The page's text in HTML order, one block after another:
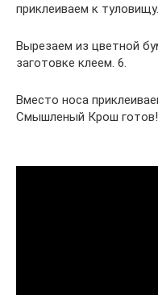
приклеиваем к
Вырезаем из цветной
заготовке клеем. 6.
Вместо носа
Смышленый Крош готов!